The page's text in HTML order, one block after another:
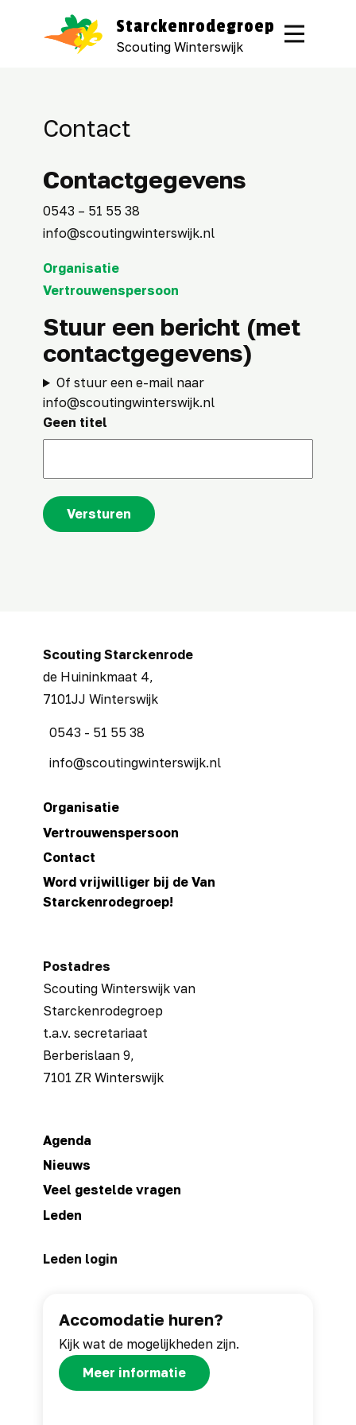
Starckenrodegroep
Scouting Winterswijk
Contact
Contactgegevens
0543 – 51 55 38
info@scoutingwinterswijk.nl
Organisatie
Vertrouwenspersoon
Stuur een bericht (met
contactgegevens)
Of stuur een e-mail naar
info@scoutingwinterswijk.nl
Geen titel
Versturen
Scouting ​Starckenrode
de Huininkmaat 4,
7101JJ Winterswijk
​ 0543 - 51 55 38
​ ​info@scoutingwinterswijk.nl
Organisatie
Vertrouwenspersoon
Contact
Word vrijwilliger bij de Van
Starckenrodegroep!
Postadres
Scouting Winterswijk van
Starckenrodegroep
t.a.v. secretariaat
Berberislaan 9,
7101 ZR Winterswijk
Agenda
Nieuws
Veel gestelde vragen
Leden
Leden login
Accomodatie huren?
Kijk wat de mogelijkheden zijn.
Meer informatie